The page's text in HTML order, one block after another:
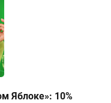
Яблоке»: 10%